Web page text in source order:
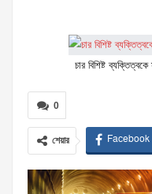
চার বিশিষ্ট
0
শেয়ার Facebook